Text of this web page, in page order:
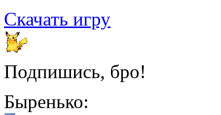
Скачать игру
Подпишись, бро!
Быренько: